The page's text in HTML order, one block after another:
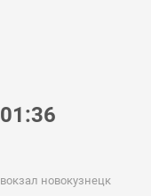
01:36
вокзал новокузнецк